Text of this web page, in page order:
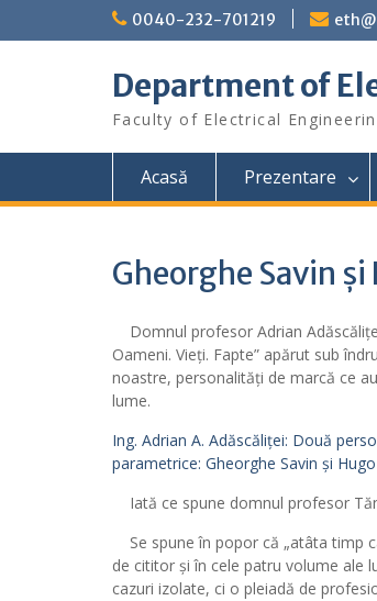
0040-232-701219
Department of
Faculty of Electrical
Acasă Prezentare
Gheorghe Savin
Domnul profesor Adrian
Oameni. Vieți. Fapte” apărut sub
noastre, personalități de marcă ce
lume.
Ing. Adrian A. Adăscăliței: Două
parametrice: Gheorghe Savin și
Iată ce spune domnul profesor
Se spune în popor că „atâta timp
de cititor și în cele patru volume ale
cazuri izolate, ci o pleiadă de